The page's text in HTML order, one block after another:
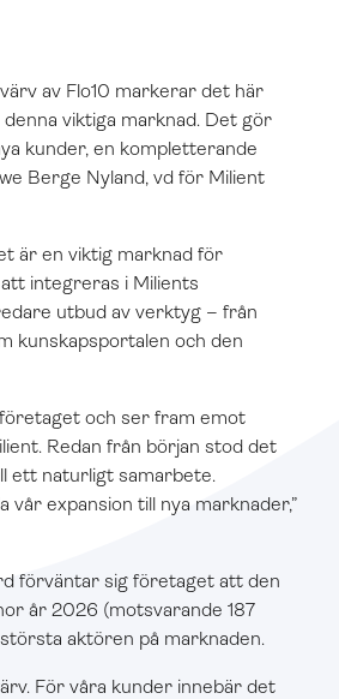
av Flo10 markerar det här
viktiga marknad. Det gör
kunder, en kompletterande
Berge Nyland, vd för Milient
är en viktig marknad för
integreras i Milients
utbud av verktyg – från
kunskapsportalen och den
företaget och ser fram emot
Redan från början stod det
ett naturligt samarbete.
expansion till nya marknader,”
förväntar sig företaget att den
år 2026 (motsvarande 187
aktören på marknaden.
För våra kunder innebär det